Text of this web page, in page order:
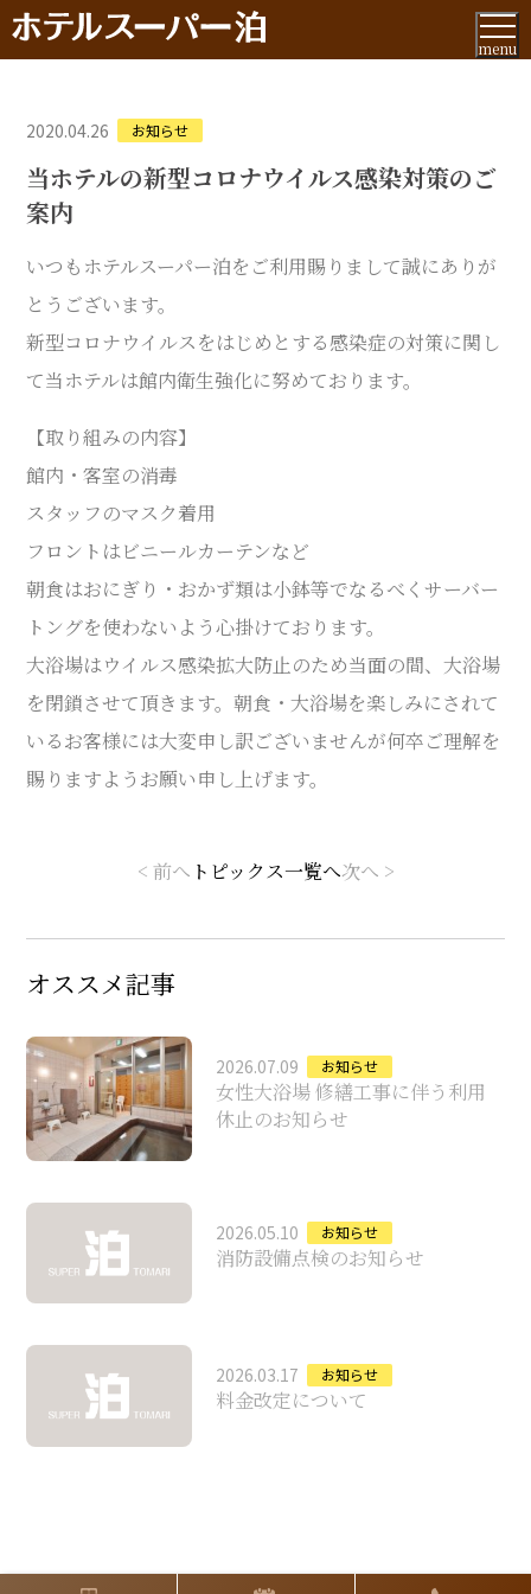
menu
2020.04.26 お知らせ
当ホテルの新型コロナウイルス感染対策のご
案内
いつもホテルスーパー泊をご利用賜りまして誠にありが
とうございます。
新型コロナウイルスをはじめとする感染症の対策に関し
て当ホテルは館内衛生強化に努めております。
【取り組みの内容】
館内・客室の消毒
スタッフのマスク着用
フロントはビニールカーテンなど
朝食はおにぎり・おかず類は小鉢等でなるべくサーバー
トングを使わないよう心掛けております。
大浴場はウイルス感染拡大防止のため当面の間、大浴場
を閉鎖させて頂きます。朝食・大浴場を楽しみにされて
いるお客様には大変申し訳ございませんが何卒ご理解を
賜りますようお願い申し上げます。
< 前へ トピックス一覧へ次へ >
オススメ記事
2026.07.09 お知らせ
女性大浴場 修繕工事に伴う利用
休止のお知らせ
2026.05.10 お知らせ
消防設備点検のお知らせ
2026.03.17 お知らせ
料金改定について